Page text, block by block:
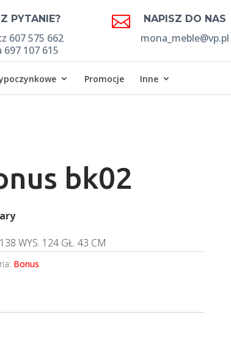
PYTANIE?
607 575 662
697 107 615
 NAPISZ DO NAS
mona_meble@vp.pl
Promocje Inne
bk02
138WYS. 124 GŁ.43 CM
Bonus